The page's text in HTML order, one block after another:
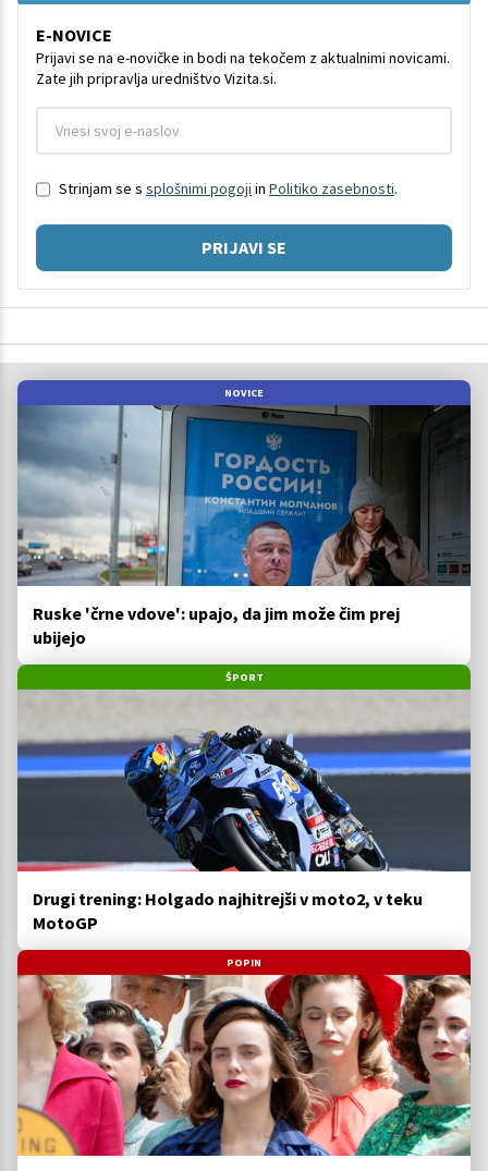
E-NOVICE
Prijavi se na e-novičke in bodi na tekočem z aktualnimi novicami.
Zate jih pripravlja uredništvo Vizita.si.
Strinjam se s splošnimi pogoji in Politiko zasebnosti.
PRIJAVI SE
NOVICE
Ruske 'črne vdove': upajo, da jim može čim prej
ubijejo
ŠPORT
Drugi trening: Holgado najhitrejši v moto2, v teku
MotoGP
POPIN